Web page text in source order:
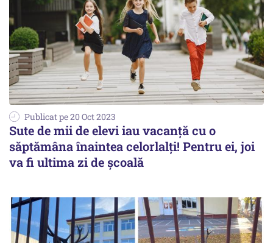
Publicat pe 20 Oct 2023
Sute de mii de elevi iau vacanță cu o
săptămâna înaintea celorlalți! Pentru ei, joi
va fi ultima zi de școală